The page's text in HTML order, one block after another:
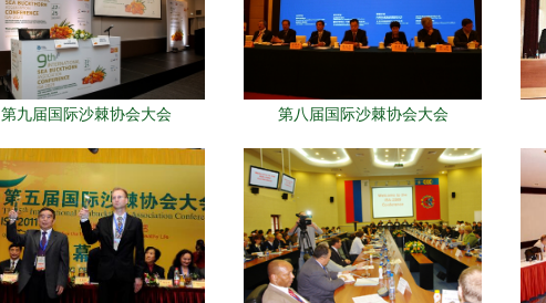
第九届国际沙棘协会大会 第八届国际沙棘协会大会